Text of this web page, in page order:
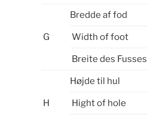
G
Bredde af fod
Width of foot
Breite des Fusses
H
Højde til hul
Hight of hole